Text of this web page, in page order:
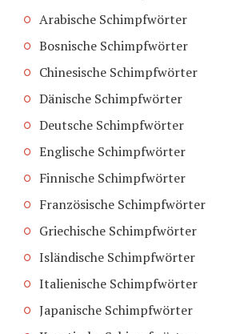
Arabische Schimpfwörter
Bosnische Schimpfwörter
Chinesische Schimpfwörter
Dänische Schimpfwörter
Deutsche Schimpfwörter
Englische Schimpfwörter
Finnische Schimpfwörter
Französische Schimpfwörter
Griechische Schimpfwörter
Isländische Schimpfwörter
Italienische Schimpfwörter
Japanische Schimpfwörter